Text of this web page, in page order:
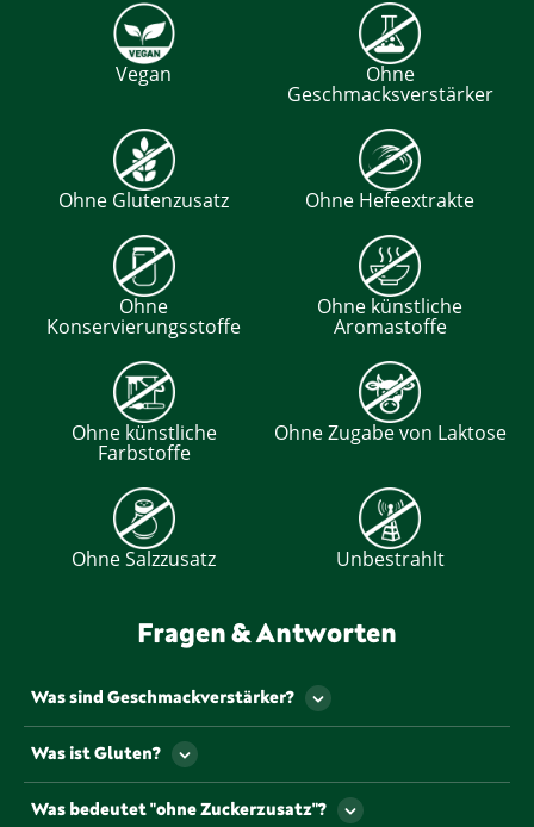
Vegan Ohne
Geschmacksverstärker
Ohne Glutenzusatz Ohne Hefeextrakte
Ohne
Konservierungsstoffe
Ohne künstliche
Aromastoffe
Ohne künstliche
Farbstoffe
Ohne Zugabe von Laktose
Ohne Salzzusatz Unbestrahlt
Fragen & Antworten
Was sind Geschmackverstärker?
Als Geschmackverstärker werden jene
Lebensmittelzusatzstoffe bezeichnet, die den
Geschmack und/oder den Geruch eines
Lebensmittels verstärken. Gekennzeichnet werden
Was ist Gluten?
Gluten ist ein Eiweiß, dass u.a. natürlicherweise in
einigen Getreiden vorkommt.
Was bedeutet "ohne Zuckerzusatz"?